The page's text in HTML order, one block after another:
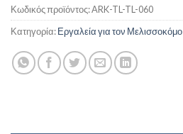
Κωδικός προϊόντος:ARK-TL-TL-060
Κατηγορία:Εργαλεία για τον Μελισσοκόμο